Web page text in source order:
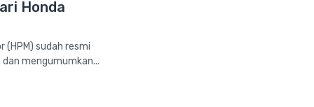
Honda
(HPM) sudah resmi
mengumumkan...